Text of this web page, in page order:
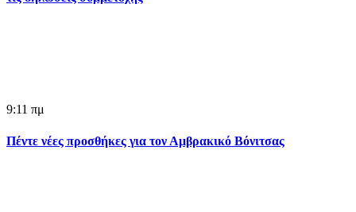
9:11 πμ
Πέντε νέες προσθήκες για τον Αμβρακικό Βόνιτσας